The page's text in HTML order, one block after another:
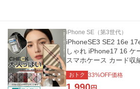
iPhone SE（第3世代）
iPhoneSE3 SE2 16e
しゃれ iPhone17 16 ケ
スマホケース カード収
2 14 カバー
おトク 33%OFF価格